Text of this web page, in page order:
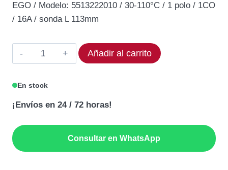
original
52,26€.
actual
47,03€.
EGO / Modelo: 5513222010 / 30-110°C / 1 polo / 1CO
/ 16A / sonda L 113mm
Termóstato
EGO
Rango:
30
Añadir al carrito
En stock
¡Envíos en 24 / 72 horas!
Consultar en WhatsApp